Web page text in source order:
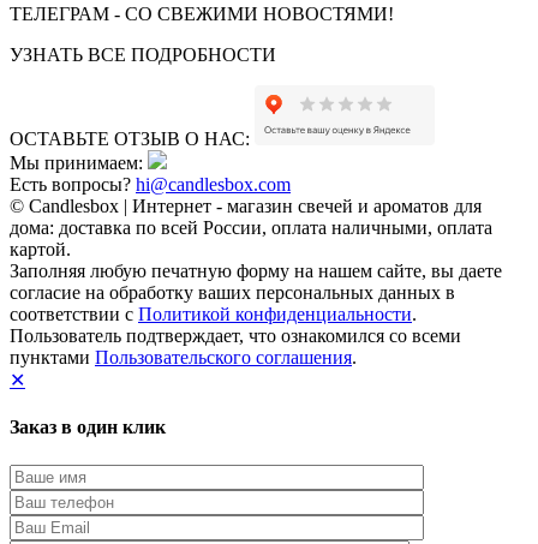
ТЕЛЕГРАМ - СО СВЕЖИМИ НОВОСТЯМИ!
УЗНАТЬ ВСЕ ПОДРОБНОСТИ
ОСТАВЬТЕ ОТЗЫВ О НАС:
Мы принимаем:
Есть вопросы? hi@candlesbox.com
© Candlesbox | Интернет - магазин свечей и ароматов для
дома: доставка по всей России, оплата наличными, оплата
картой.
Заполняя любую печатную форму на нашем сайте, вы даете
согласие на обработку ваших персональных данных в
соответствии с Политикой конфиденциальности.
Пользователь подтверждает, что ознакомился со всеми
пунктами Пользовательского соглашения.
✕
Заказ в один клик